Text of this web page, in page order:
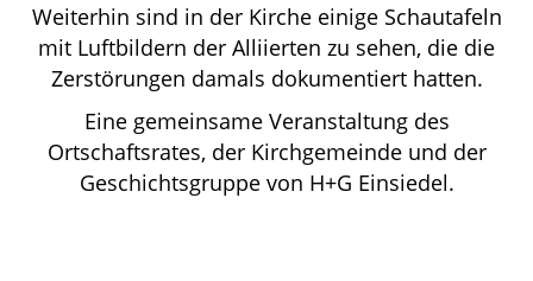
Weiterhin sind in der Kirche einige Schautafeln
mit Luftbildern der Alliierten zu sehen, die die
Zerstörungen damals dokumentiert hatten.
Eine gemeinsame Veranstaltung des
Ortschaftsrates, der Kirchgemeinde und der
Geschichtsgruppe von H+G Einsiedel.